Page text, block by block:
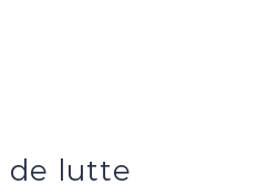
de lutte